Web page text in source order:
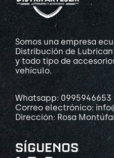
Somos una empresa
Distribución de
y todo tipo de
vehículo.
Whatsapp: 0995946653
Correo electrónico:
Dirección: Rosa
SÍGUENOS